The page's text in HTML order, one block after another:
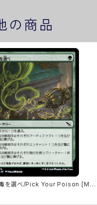
の商品
毒を選べ/Pick Your Poison [MK